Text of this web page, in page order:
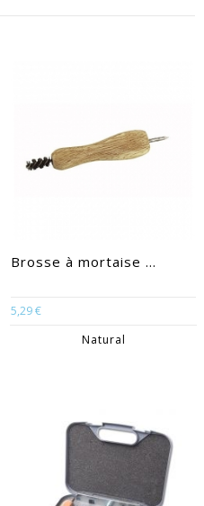
Brosse à mortaise ...
5,29 €
Natural